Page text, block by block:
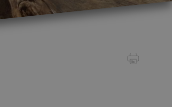
Gestion des déchets